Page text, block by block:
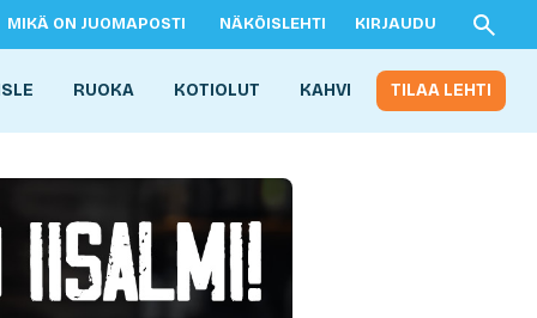
MIKÄ ON JUOMAPOSTI NÄKÖISLEHTI KIRJAUDU
RUOKA KOTIOLUT KAHVI TILAA LEHTI